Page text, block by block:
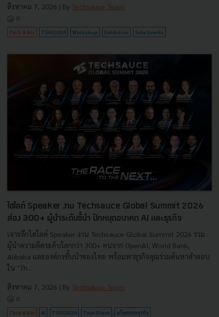
สิงหาคม 7, 2026 | By Techsauce Team
0
Tech & Biz TSGS2026 Workshop Exhibition Side Events
ไฮไลต์ Speaker งาน Techsauce Global Summit 2026
ส่อง 300+ ผู้นำระดับชั้นำ ปักหมุดอนาคต AI และธุรกิจ
เจาะลึกไฮไลต์ Speaker งาน Techsauce Global Summit 2026 รวม
ผู้นำความคิดระดับโลกกว่า 300+ คนจาก OpenAI, World Bank,
Alibaba และองค์กรชั้นนำของไทย พร้อมพาธุรกิจคุณร่วมค้นหาคำตอบ
ใน "Th...
สิงหาคม 7, 2026 | By Techsauce Team
0
Tech & Biz AI TSGS2026 Tech Event นวัตกรรมธุรกิจ